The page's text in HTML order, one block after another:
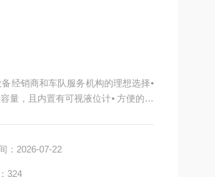
经销商和车队服务机构的理想选择•
量，且内置有可视液位计• 方便的工
：2026-07-22
324